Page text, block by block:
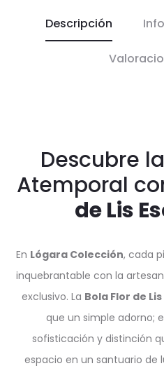
Descripción
Descubre
Atemporal
de Lis
En Lógara Colección, cada
inquebrantable con la
exclusivo. La Bola Flor de
que un simple adorno;
sofisticación y distinción
espacio en un santuario de